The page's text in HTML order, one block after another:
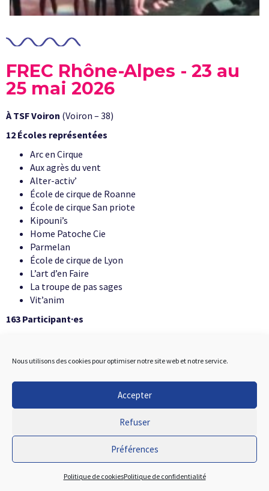
Nous utilisons des cookies pour optimiser notre site web et notre service.
Accepter
Refuser
Préférences
Politique de cookiesPolitique de confidentialité
FREC Rhône-Alpes - 23 au
25 mai 2026
À TSF Voiron (Voiron – 38)
12 Écoles représentées
Arc en Cirque
Aux agrès du vent
Alter-activ’
École de cirque de Roanne
École de cirque San priote
Kipouni’s
Home Patoche Cie
Parmelan
École de cirque de Lyon
L’art d’en Faire
La troupe de pas sages
Vit’anim
163 Participant·es
FREC Aquitaine - 30 au 31
Mai 2026
À Pole Circus(Ondres, 40)
7 Écoles représentées
Acrofolies